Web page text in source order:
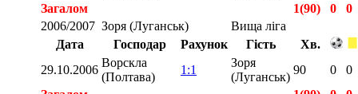
Загалом
1(90) 0
0
2006/2007 Зоря (Луганськ)
Вища ліга
Дата
Господар Рахунок Гість
Хв.
29.10.2006
Ворскла
(Полтава)
1:1
Зоря
(Луганськ)
90 0
0